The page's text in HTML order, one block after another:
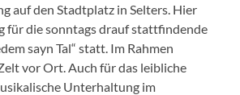
auf den Stadtplatz in Selters. Hier
für die sonntags drauf stattfindende
sayn Tal“ statt. Im Rahmen
vor Ort. Auch für das leibliche
Unterhaltung im